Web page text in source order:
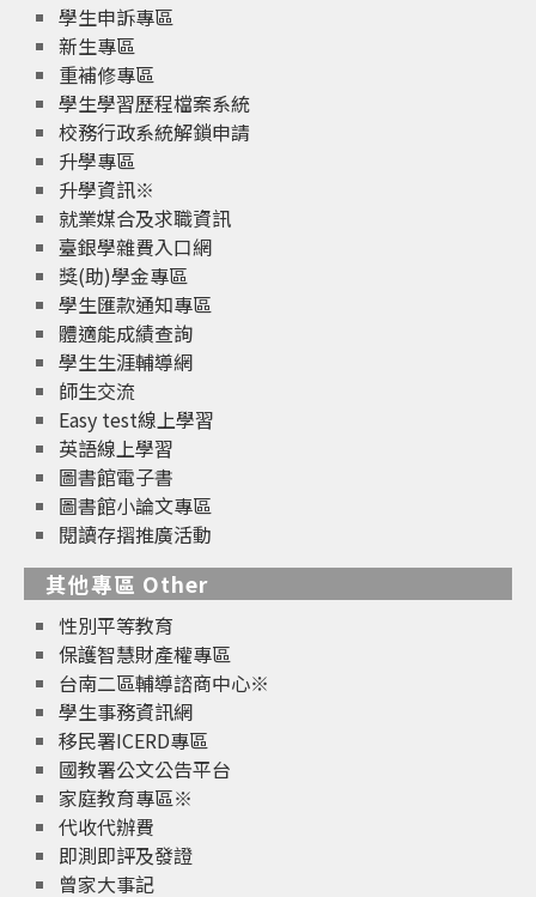
學生申訴專區
新生專區
重補修專區
學生學習歷程檔案系統
校務行政系統解鎖申請
升學專區
升學資訊※
就業媒合及求職資訊
臺銀學雜費入口網
獎(助)學金專區
學生匯款通知專區
體適能成績查詢
學生生涯輔導網
師生交流
Easy test線上學習
英語線上學習
圖書館電子書
圖書館小論文專區
閱讀存摺推廣活動
其他專區 Other
性別平等教育
保護智慧財產權專區
台南二區輔導諮商中心※
學生事務資訊網
移民署ICERD專區
國教署公文公告平台
家庭教育專區※
代收代辦費
即測即評及發證
曾家大事記